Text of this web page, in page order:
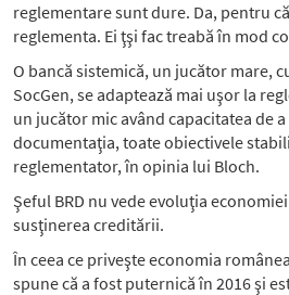
reglementare sunt dure. Da, pentru
reglementa. Ei ţşi fac treabă în mod
O bancă sistemică, un jucător mare,
SocGen, se adaptează mai uşor la
un jucător mic având capacitatea de
documentaţia, toate obiectivele
reglementator, în opinia lui Bloch.
Şeful BRD nu vede evoluţia
susţinerea creditării.
În ceea ce priveşte economia
spune că a fost puternică în 2016 şi